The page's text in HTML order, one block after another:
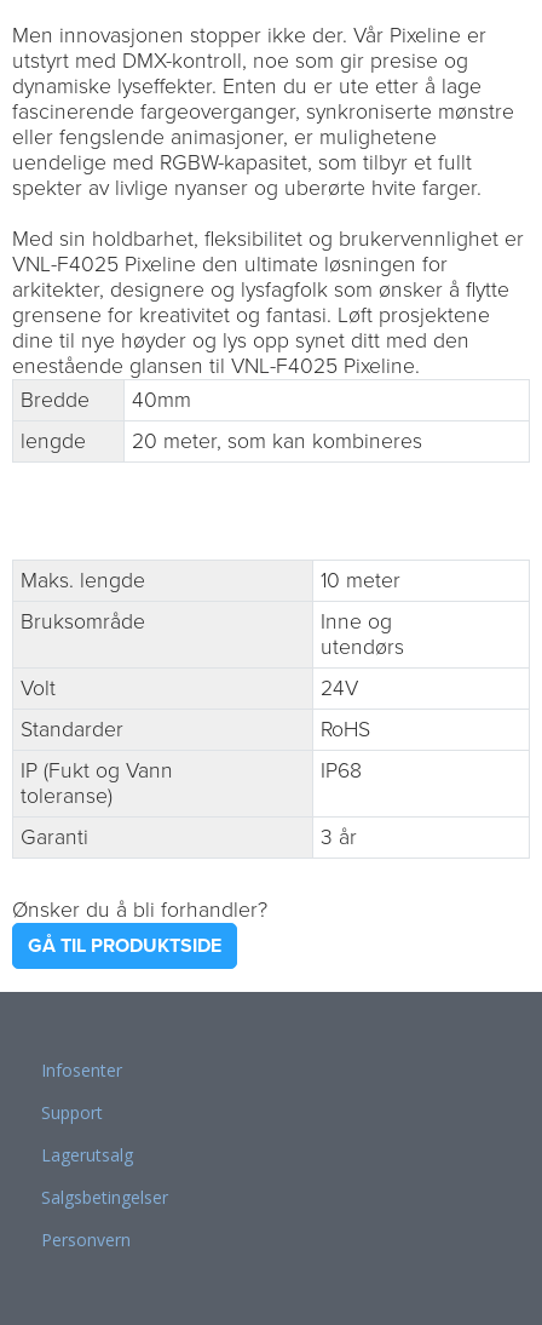
Men innovasjonen stopper ikke der. Vår Pixeline er
utstyrt med DMX-kontroll, noe som gir presise og
dynamiske lyseffekter. Enten du er ute etter å lage
fascinerende fargeoverganger, synkroniserte mønstre
eller fengslende animasjoner, er mulighetene
uendelige med RGBW-kapasitet, som tilbyr et fullt
spekter av livlige nyanser og uberørte hvite farger.
Med sin holdbarhet, fleksibilitet og brukervennlighet er
VNL-F4025 Pixeline den ultimate løsningen for
arkitekter, designere og lysfagfolk som ønsker å flytte
grensene for kreativitet og fantasi. Løft prosjektene
dine til nye høyder og lys opp synet ditt med den
enestående glansen til VNL-F4025 Pixeline.
Bredde
40mm
lengde
20 meter, som kan kombineres
Maks. lengde
10 meter
Bruksområde
Inne og
utendørs
Volt
24V
Standarder
RoHS
IP (Fukt og Vann
toleranse)
IP68
Garanti 3 år
Ønsker du å bli forhandler?
GÅ TIL PRODUKTSIDE
Infosenter
Support
Lagerutsalg
Salgsbetingelser
Personvern